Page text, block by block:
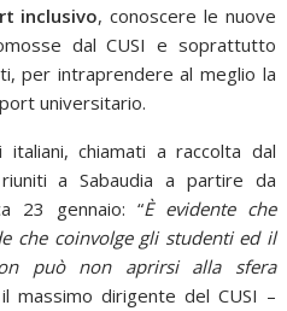
inclusivo, conoscere le nuove
dal CUSI e soprattutto
per intraprendere al meglio la
universitario.
chiamati a raccolta dal
a Sabaudia a partire da
23 gennaio: “È evidente che
che coinvolge gli studenti ed il
può non aprirsi alla sfera
massimo dirigente del CUSI –